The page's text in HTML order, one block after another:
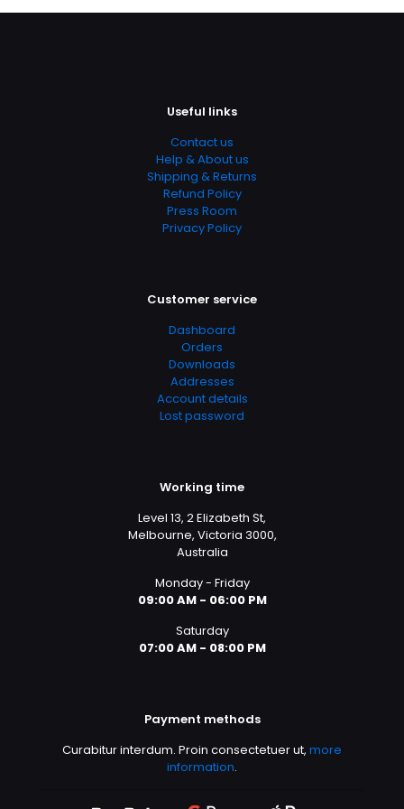
Useful links
Contact us
Help & About us
Shipping & Returns
Refund Policy
Press Room
Privacy Policy
Customer service
Dashboard
Orders
Downloads
Addresses
Account details
Lost password
Working time
Level 13, 2 Elizabeth St,
Melbourne, Victoria 3000,
Australia
Monday - Friday
09:00 AM - 06:00 PM
Saturday
07:00 AM - 08:00 PM
Payment methods
Curabitur interdum. Proin consectetuer ut, more
information.